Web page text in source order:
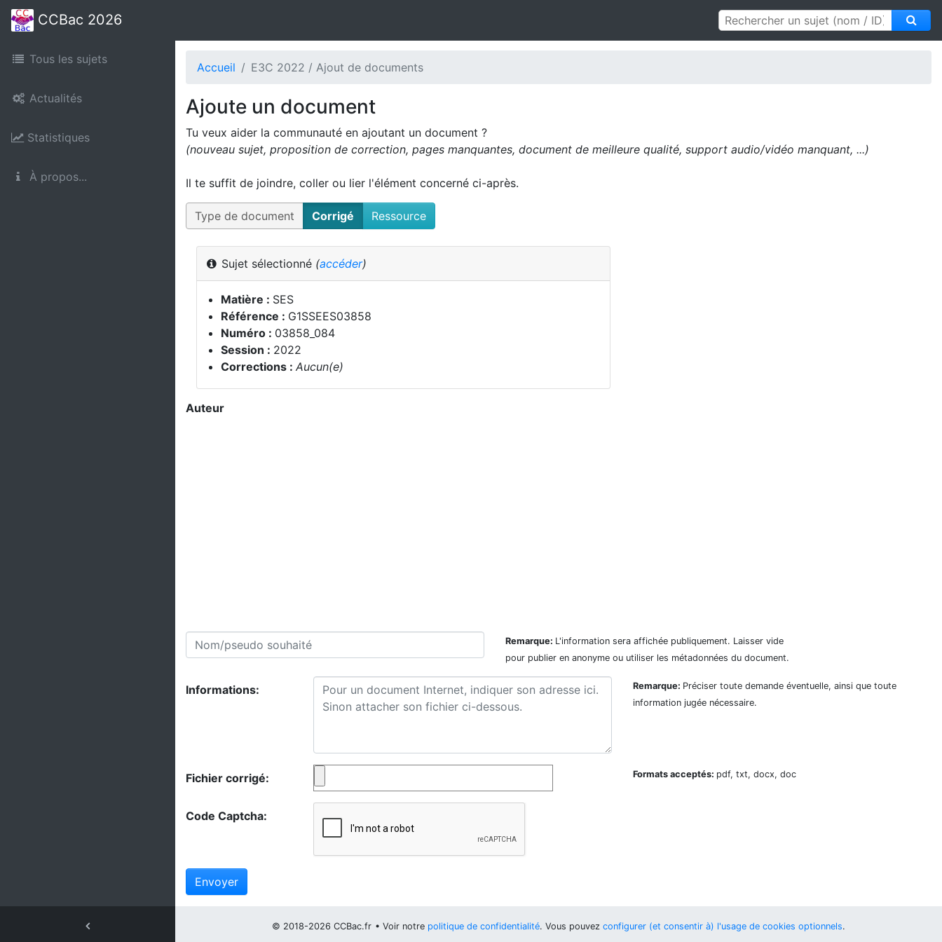
CCBac 2026
Tous les sujets
Actualités
Statistiques
À propos...
Accueil E3C 2022 / Ajout de documents
Ajoute un document
Tu veux aider la communauté en ajoutant un document ?
(nouveau sujet, proposition de correction, pages manquantes, document de meilleure qualité, support audio/vidéo manquant, ...)
Il te suffit de joindre, coller ou lier l'élément concerné ci-après.
Type de document Corrigé Ressource
Sujet sélectionné (accéder)
Matière : SES
Référence : G1SSEES03858
Numéro : 03858_084
Session : 2022
Corrections : Aucun(e)
Auteur
Remarque: L'information sera affichée publiquement. Laisser vide
pour publier en anonyme ou utiliser les métadonnées du document.
Informations: Remarque: Préciser toute demande éventuelle, ainsi que toute
information jugée nécessaire.
Fichier corrigé: Formats acceptés: pdf, txt, docx, doc
Code Captcha:
Envoyer
© 2018-2026 CCBac.fr • Voir notre politique de confidentialité. Vous pouvez configurer (et consentir à) l'usage de cookies optionnels.